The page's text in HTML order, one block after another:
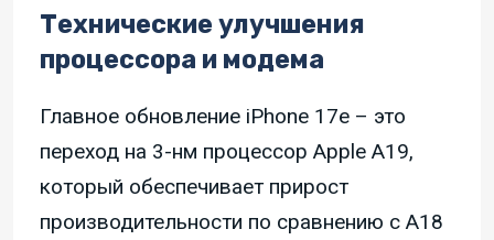
Технические улучшения
процессора и модема
Главное обновление iPhone 17e – это
переход на 3-нм процессор Apple A19,
который обеспечивает прирост
производительности по сравнению с A18